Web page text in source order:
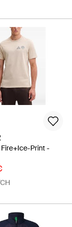
Print -